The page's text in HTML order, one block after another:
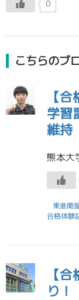
0
こちらのブ
【
学習
維持
東進衛
合格体験
【
り！